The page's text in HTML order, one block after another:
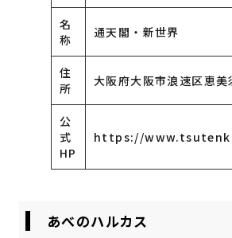
名
称
通天閣・新世界
住
所
大阪府大阪市浪速区恵美
公
式
HP
https://
あべのハルカス